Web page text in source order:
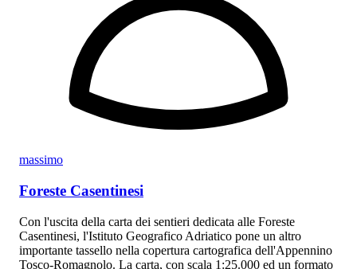
massimo
Foreste Casentinesi
Con l'uscita della carta dei sentieri dedicata alle Foreste
Casentinesi, l'Istituto Geografico Adriatico pone un altro
importante tassello nella copertura cartografica dell'Appennino
Tosco-Romagnolo. La carta, con scala 1:25.000 ed un formato